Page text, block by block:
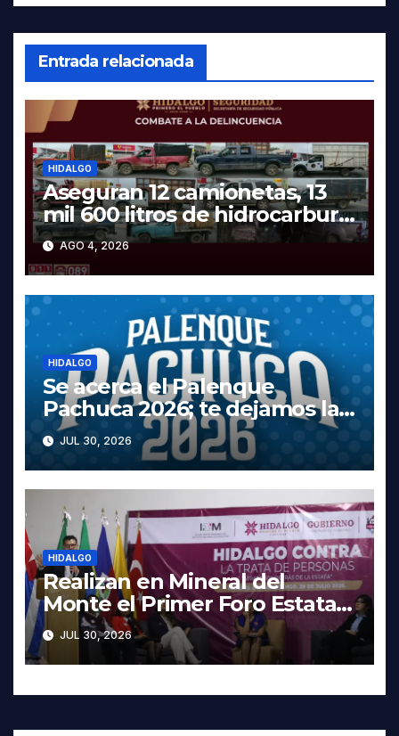
Entrada relacionada
HIDALGO
Aseguran 12 camionetas, 13
mil 600 litros de hidrocarburo
y dos vehículos robados en
Tula
AGO 4, 2026
HIDALGO
Se acerca el Palenque
Pachuca 2026; te dejamos la
cartelera completa, las fechas
y los precios
JUL 30, 2026
HIDALGO
Realizan en Mineral del
Monte el Primer Foro Estatal
contra la Trata de Personas
JUL 30, 2026